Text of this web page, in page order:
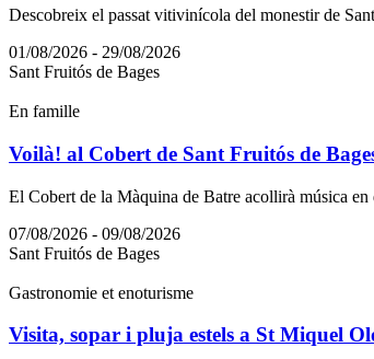
Descobreix el passat vitivinícola del monestir de
01/08/2026 - 29/08/2026
Sant Fruitós de Bages
En famille
Voilà! al Cobert de Sant Fruitós de
El Cobert de la Màquina de Batre acollirà música
07/08/2026 - 09/08/2026
Sant Fruitós de Bages
Gastronomie et enoturisme
Visita, sopar i pluja estels a St Miquel